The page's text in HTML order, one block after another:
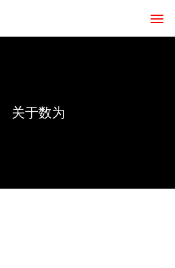
关于数为